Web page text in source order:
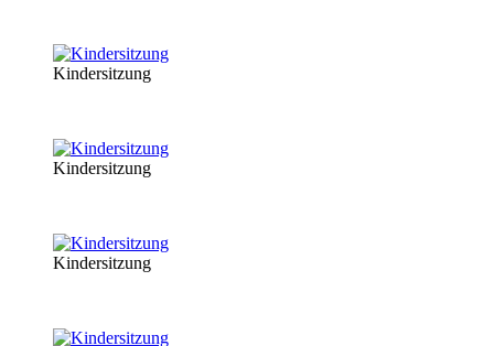
Kindersitzung
Kindersitzung
Kindersitzung